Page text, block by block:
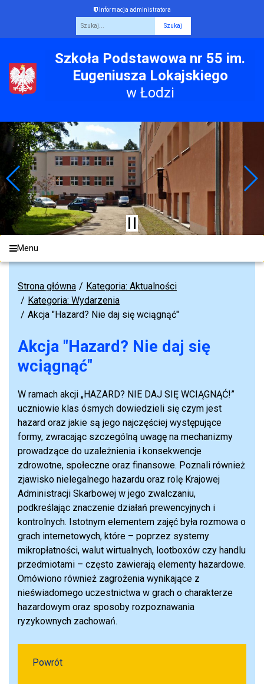
Informacja administratora
Szkoła Podstawowa nr 55 im.
Eugeniusza Lokajskiego
w Łodzi
Menu
Strona główna
Kategoria: Aktualności
Kategoria: Wydarzenia
Akcja "Hazard? Nie daj się wciągnąć"
Akcja "Hazard? Nie daj się
wciągnąć"
W ramach akcji „HAZARD? NIE DAJ SIĘ WCIĄGNĄĆ!”
uczniowie klas ósmych dowiedzieli się czym jest
hazard oraz jakie są jego najczęściej występujące
formy, zwracając szczególną uwagę na mechanizmy
prowadzące do uzależnienia i konsekwencje
zdrowotne, społeczne oraz finansowe. Poznali również
zjawisko nielegalnego hazardu oraz rolę Krajowej
Administracji Skarbowej w jego zwalczaniu,
podkreślając znaczenie działań prewencyjnych i
kontrolnych. Istotnym elementem zajęć była rozmowa o
grach internetowych, które – poprzez systemy
mikropłatności, walut wirtualnych, lootboxów czy handlu
przedmiotami – często zawierają elementy hazardowe.
Omówiono również zagrożenia wynikające z
nieświadomego uczestnictwa w grach o charakterze
hazardowym oraz sposoby rozpoznawania
ryzykownych zachowań.
Powrót